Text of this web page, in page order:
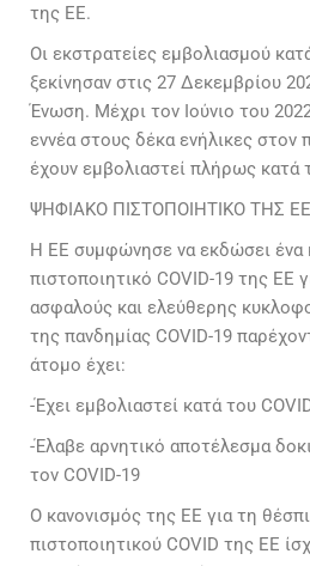
της ΕΕ.
Οι εκστρατείες εμβολιασμού
ξεκίνησαν στις 27 Δεκεμβρίου
Ένωση. Μέχρι τον Ιούνιο του
εννέα στους δέκα ενήλικες στον
έχουν εμβολιαστεί πλήρως κατά
ΨΗΦΙΑΚΟ ΠΙΣΤΟΠΟΙΗΤΙΚΟ ΤΗΣ ΕΕ
Η ΕΕ συμφώνησε να εκδώσει ένα
πιστοποιητικό COVID-19 της ΕΕ
ασφαλούς και ελεύθερης
της πανδημίας COVID-19
άτομο έχει:
-Έχει εμβολιαστεί κατά του
-Έλαβε αρνητικό αποτέλεσμα
τον COVID-19
Ο κανονισμός της ΕΕ για τη
πιστοποιητικού COVID της ΕΕ